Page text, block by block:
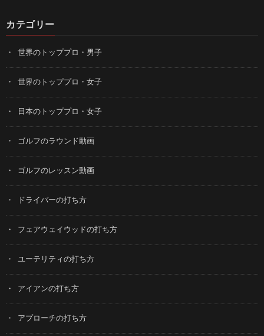
カテゴリー
世界のトッププロ・男子
世界のトッププロ・女子
日本のトッププロ・女子
ゴルフのラウンド動画
ゴルフのレッスン動画
ドライバーの打ち方
フェアウェイウッドの打ち方
ユーテリティの打ち方
アイアンの打ち方
アプローチの打ち方